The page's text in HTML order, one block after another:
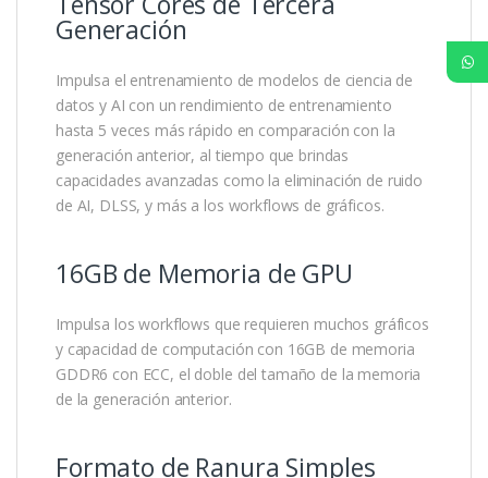
Generación
Impulsa el entrenamiento de modelos de ciencia de
datos y AI con un rendimiento de entrenamiento
hasta 5 veces más rápido en comparación con la
generación anterior, al tiempo que brindas
capacidades avanzadas como la eliminación de ruido
de AI, DLSS, y más a los workflows de gráficos.
16GB de Memoria de GPU
Impulsa los workflows que requieren muchos gráficos
y capacidad de computación con 16GB de memoria
GDDR6 con ECC, el doble del tamaño de la memoria
de la generación anterior.
Formato de Ranura Simples